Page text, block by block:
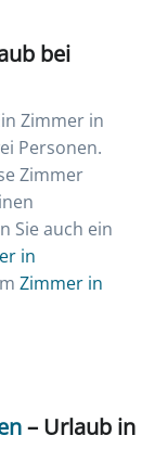
bei
Zimmer in
Personen.
Zimmer
Sie auch ein
in
Zimmer in
– Urlaub in